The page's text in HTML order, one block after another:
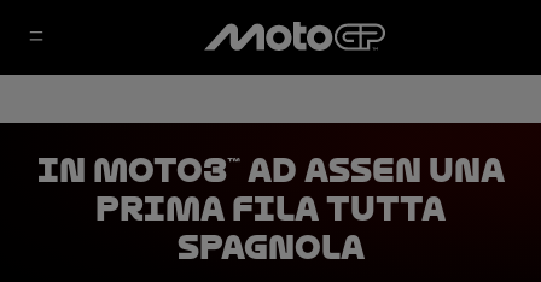
In Moto3™ ad Assen una
prima fila tutta
spagnola